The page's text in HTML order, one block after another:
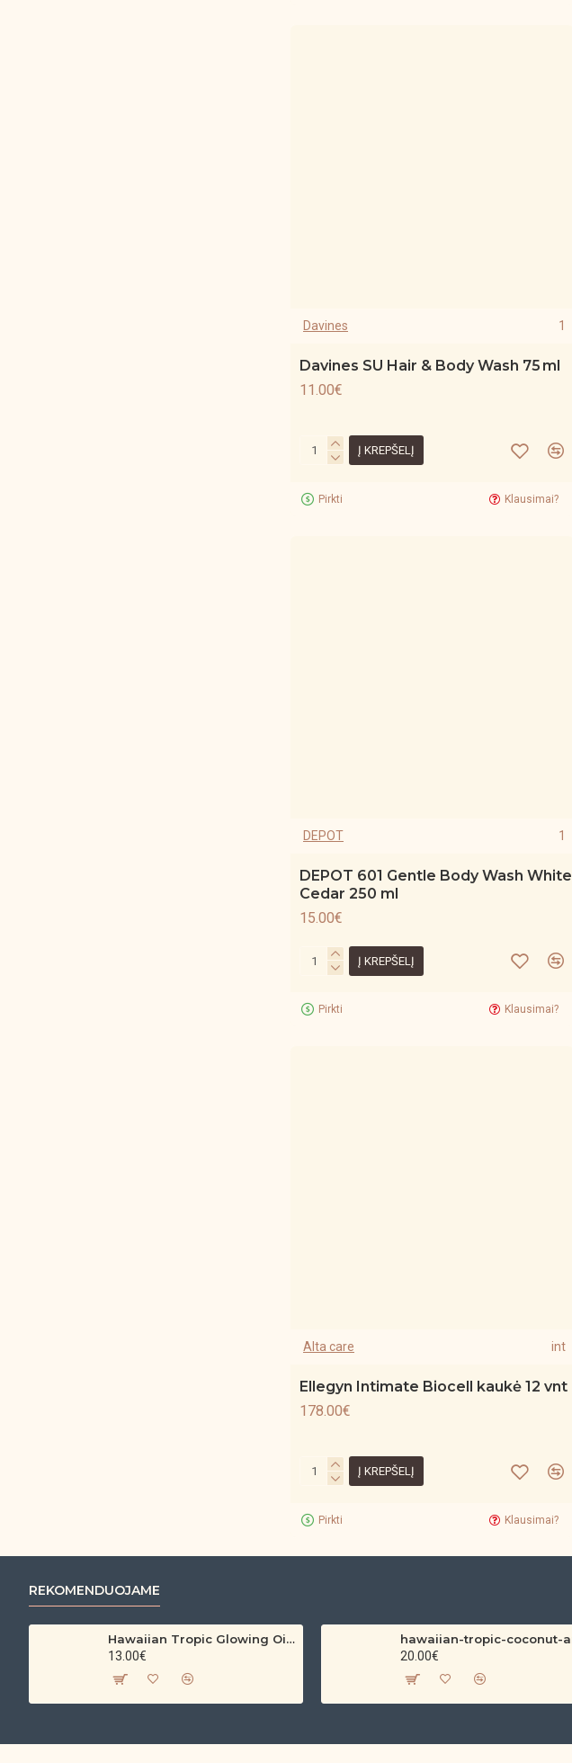
Davines 1
Davines SU Hair & Body Wash 75 ml
11.00€
Į KREPŠELĮ
Pirkti Klausimai?
DEPOT 1
DEPOT 601 Gentle Body Wash White
Cedar 250 ml
15.00€
Į KREPŠELĮ
Pirkti Klausimai?
Alta care int
Ellegyn Intimate Biocell kaukė 12 vnt
178.00€
Į KREPŠELĮ
Pirkti Klausimai?
REKOMENDUOJAME
Hawaiian Tropic Glowing Oil – bronzinantis kūno aliejus su spindesiu (200 ml)
13.00€
20.00€